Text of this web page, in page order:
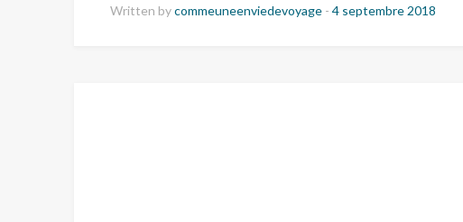
Written bycommeuneenviedevoyage - 4 septembre 2018